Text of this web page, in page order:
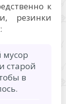
к
резинки
мусор
старой
в